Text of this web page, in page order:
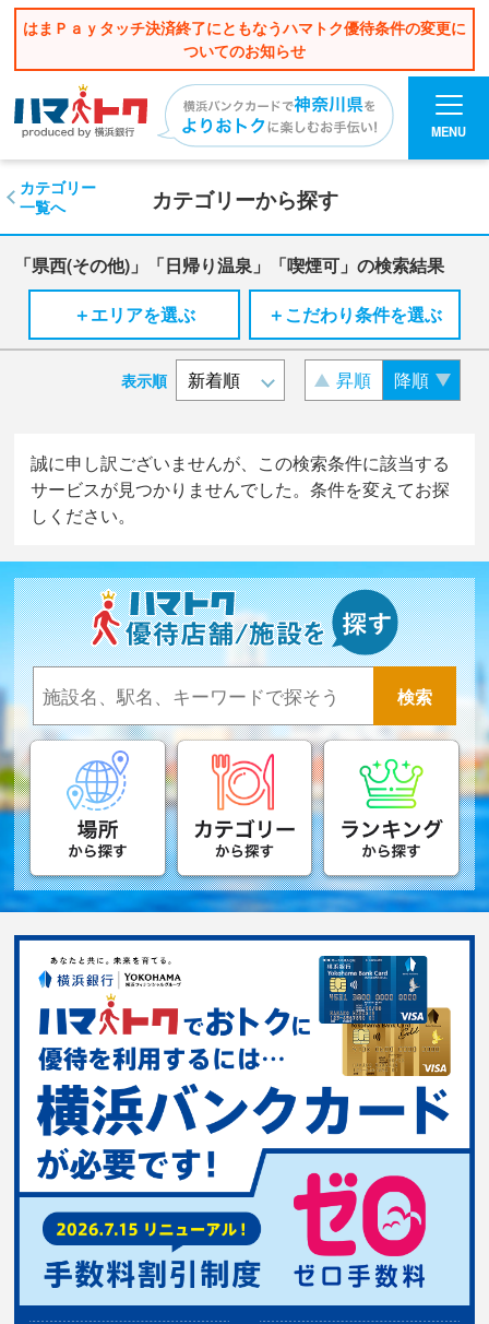
はまＰａｙタッチ決済終了にともなうハマトク優待条件の変更に
ついてのお知らせ
MENU
カテゴリーから探す
カテゴリー
一覧へ
「県西(その他)」「日帰り温泉」「喫煙可」の検索結果
＋エリアを選ぶ
＋こだわり条件を選ぶ
表示順 昇順 降順
誠に申し訳ございませんが、この検索条件に該当する
サービスが見つかりませんでした。条件を変えてお探
しください。